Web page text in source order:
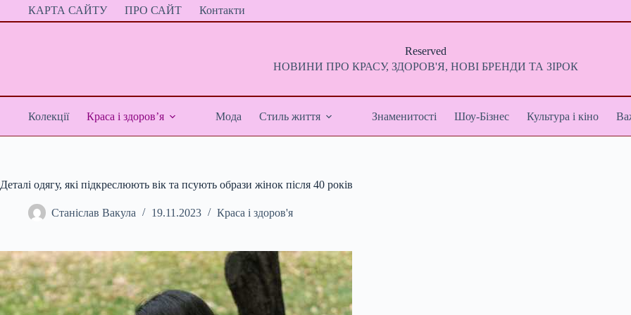
ПерейтиКАРТА САЙТУ ПРО САЙТ Контакти
Reserved
НОВИНИ ПРО КРАСУ, ЗДОРОВ'Я, НОВІ БРЕНДИ ТА ЗІРОК
Колекції Краса і здоров’я Мода Стиль життя Знаменитості Шоу-Бізнес Культура і кіно
Деталі одягу, які підкреслюють вік та псують образи жінок після 40 років
Станіслав Вакула 19.11.2023 Краса і здоров'я